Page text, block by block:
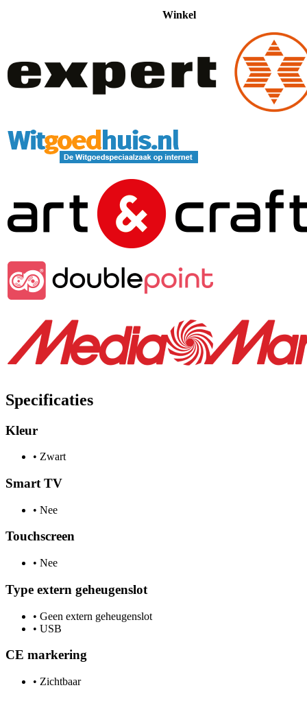
Winkel
Specificaties
Kleur
• Zwart
Smart TV
• Nee
Touchscreen
• Nee
Type extern geheugenslot
• Geen extern geheugenslot
• USB
CE markering
• Zichtbaar